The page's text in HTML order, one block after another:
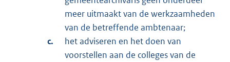
meer uitmaakt van de werkzaamheden
van de betreffende ambtenaar;
het adviseren en het doen van
voorstellen aan de colleges van de